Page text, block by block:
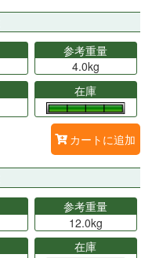
参考重量
4.0kg
在庫
カートに追加
参考重量
12.0kg
在庫